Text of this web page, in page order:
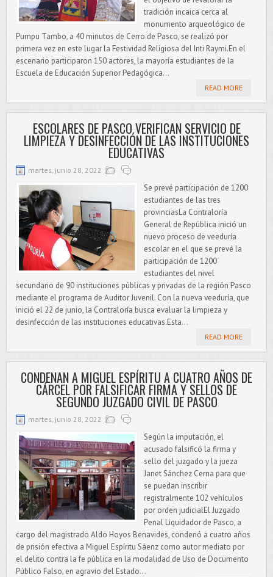
tradición incaica cerca al
monumento arqueológico de
Pumpu Tambo, a 40 minutos de Cerro de Pasco, se realizó por
primera vez en este lugar la Festividad Religiosa del Inti Raymi.En el
escenario participaron 150 actores, la mayoría estudiantes de la
Escuela de Educación Superior Pedagógica...
READ MORE
ESCOLARES DE PASCO VERIFICAN SERVICIO DE
LIMPIEZA Y DESINFECCIÓN DE LAS INSTITUCIONES
EDUCATIVAS
martes, junio 28, 2022
Se prevé participación de 1200
estudiantes de las tres
provinciasLa Contraloría
General de República inició un
nuevo proceso de veeduría
escolar en el que se prevé la
participación de 1200
estudiantes del nivel
secundario de 90 instituciones públicas y privadas de la región Pasco
mediante el programa de Auditor Juvenil. Con la nueva veeduría, que
inició el 22 de junio, la Contraloría busca evaluar la limpieza y
desinfección de las instituciones educativas.Esta...
READ MORE
CONDENAN A MIGUEL ESPÍRITU A CUATRO AÑOS DE
CÁRCEL POR FALSIFICAR FIRMA Y SELLOS DE
SEGUNDO JUZGADO CIVIL DE PASCO
martes, junio 28, 2022
Según la imputación, el
acusado falsificó la firma y
sello del juzgado y la jueza
Janet Sánchez Cerna para que
se puedan inscribir
registralmente 102 vehículos
por orden judicialEl Juzgado
Penal Liquidador de Pasco, a
cargo del magistrado Aldo Hoyos Benavides, condenó a cuatro años
de prisión efectiva a Miguel Espíritu Sáenz como autor mediato por
el delito contra la fe pública en la modalidad de Uso de Documento
Público Falso, en agravio del Estado...